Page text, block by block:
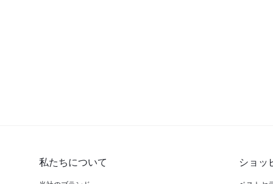
私たちについて ショッ